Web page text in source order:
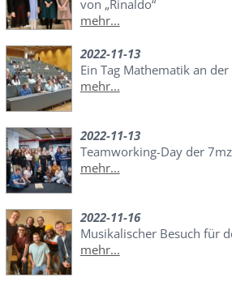
von „Rinaldo“
mehr...
2022-11-13
Ein Tag Mathematik an der
mehr...
2022-11-13
Teamworking-Day der
mehr...
2022-11-16
Musikalischer Besuch für
mehr...